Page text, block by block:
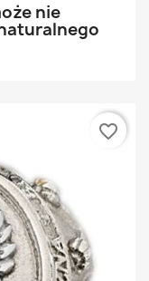
nie
favorite_border